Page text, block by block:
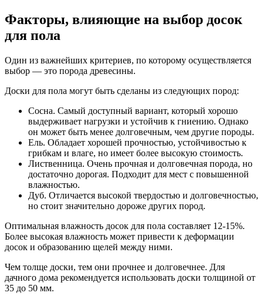
Факторы, влияющие на выбор досок
для пола
Один из важнейших критериев, по которому осуществляется
выбор — это порода древесины.
Доски для пола могут быть сделаны из следующих пород:
Сосна. Самый доступный вариант, который хорошо
выдерживает нагрузки и устойчив к гниению. Однако
он может быть менее долговечным, чем другие породы.
Ель. Обладает хорошей прочностью, устойчивостью к
грибкам и влаге, но имеет более высокую стоимость.
Лиственница. Очень прочная и долговечная порода, но
достаточно дорогая. Подходит для мест с повышенной
влажностью.
Дуб. Отличается высокой твердостью и долговечностью,
но стоит значительно дороже других пород.
Оптимальная влажность досок для пола составляет 12-15%.
Более высокая влажность может привести к деформации
досок и образованию щелей между ними.
Чем толще доски, тем они прочнее и долговечнее. Для
дачного дома рекомендуется использовать доски толщиной от
35 до 50 мм.